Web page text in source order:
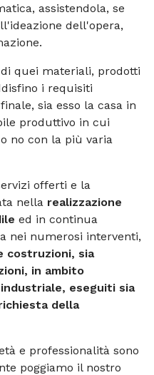
assistendola, se
dell'opera,
quei materiali, prodotti
i requisiti
sia esso la casa in
produttivo in cui
no con la più varia
offerti e la
nella realizzazione
ed in continua
nei numerosi interventi,
costruzioni, sia
in ambito
eseguiti sia
della
e professionalità sono
poggiamo il nostro